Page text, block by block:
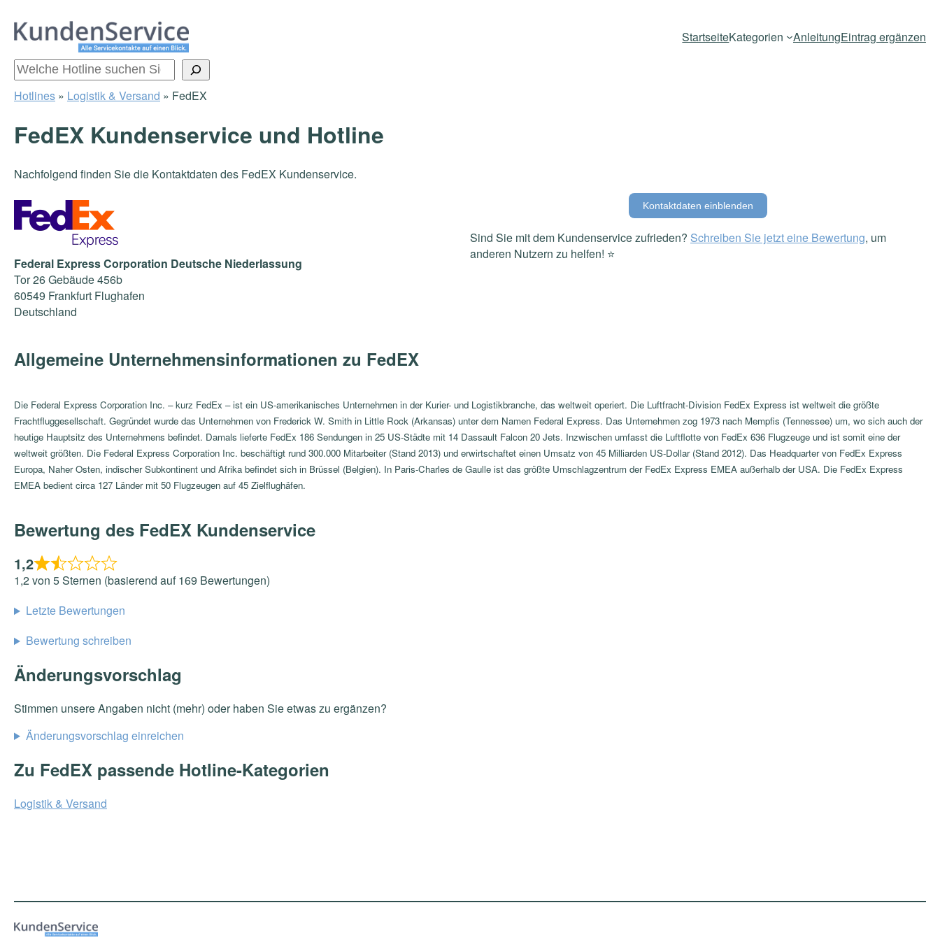
Zum
Inhalt
StartseiteKategorien AnleitungEintrag ergänzen
Suchen
Hotlines » Logistik & Versand » FedEX
FedEX Kundenservice und Hotline
Nachfolgend finden Sie die Kontaktdaten des FedEX Kundenservice.
Federal Express Corporation Deutsche Niederlassung
Tor 26 Gebäude 456b
60549 Frankfurt Flughafen
Deutschland
Kontaktdaten einblenden
Sind Sie mit dem Kundenservice zufrieden? Schreiben Sie jetzt eine Bewertung, um
anderen Nutzern zu helfen! ⭐️
Allgemeine Unternehmensinformationen zu FedEX
Die Federal Express Corporation Inc. – kurz FedEx – ist ein US-amerikanisches Unternehmen in der Kurier- und Logistikbranche, das weltweit operiert. Die Luftfracht-Division FedEx Express ist weltweit die größte
Frachtfluggesellschaft. Gegründet wurde das Unternehmen von Frederick W. Smith in Little Rock (Arkansas) unter dem Namen Federal Express. Das Unternehmen zog 1973 nach Mempfis (Tennessee) um, wo sich auch der
heutige Hauptsitz des Unternehmens befindet. Damals lieferte FedEx 186 Sendungen in 25 US-Städte mit 14 Dassault Falcon 20 Jets. Inzwischen umfasst die Luftflotte von FedEx 636 Flugzeuge und ist somit eine der
weltweit größten. Die Federal Express Corporation Inc. beschäftigt rund 300.000 Mitarbeiter (Stand 2013) und erwirtschaftet einen Umsatz von 45 Milliarden US-Dollar (Stand 2012). Das Headquarter von FedEx Express
Europa, Naher Osten, indischer Subkontinent und Afrika befindet sich in Brüssel (Belgien). In Paris-Charles de Gaulle ist das größte Umschlagzentrum der FedEx Express EMEA außerhalb der USA. Die FedEx Express
EMEA bedient circa 127 Länder mit 50 Flugzeugen auf 45 Zielflughäfen.
Bewertung des FedEX Kundenservice
1,2
1,2 von 5 Sternen (basierend auf 169 Bewertungen)
Letzte Bewertungen
Bewertung schreiben
Änderungsvorschlag
Stimmen unsere Angaben nicht (mehr) oder haben Sie etwas zu ergänzen?
Änderungsvorschlag einreichen
Zu FedEX passende Hotline-Kategorien
Logistik & Versand